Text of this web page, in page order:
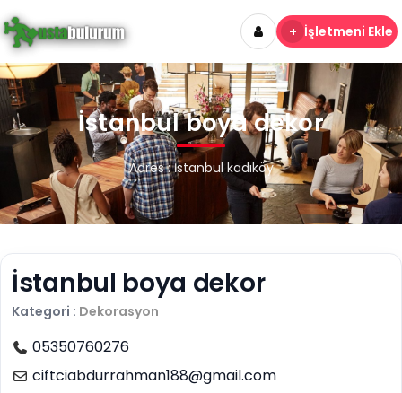
+ İşletmeni Ekle
İstanbul boya dekor
Adres : İstanbul kadıköy
İstanbul boya dekor
Kategori : Dekorasyon
05350760276
ciftciabdurrahman188@gmail.com